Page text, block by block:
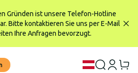
Gründen ist unsere Telefon-Hotline
Bitte kontaktieren Sie uns per E-Mail
Ihre Anfragen bevorzugt.